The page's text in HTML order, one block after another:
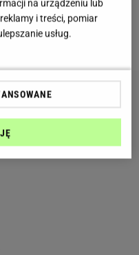
sztuczne i
na urządzeniu lub
i treści, pomiar
usług.